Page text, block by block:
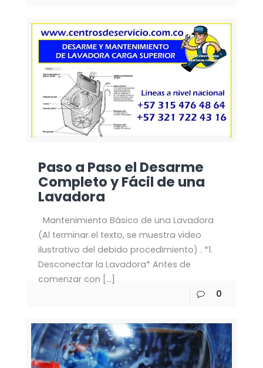
Paso a Paso el Desarme
Completo y Fácil de una
Lavadora
Mantenimiento Básico de una Lavadora
(Al terminar el texto, se muestra video
ilustrativo del debido procedimiento) . *1.
Desconectar la Lavadora* Antes de
comenzar con […]
0